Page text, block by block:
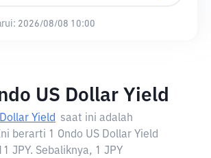
2026/08/08 10:00
US Dollar Yield
Yield
saat ini adalah
berarti 1 Ondo US Dollar Yield
JPY. Sebaliknya, 1 JPY